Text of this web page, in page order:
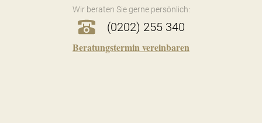
Wir beraten Sie gerne persönlich:
(0202) 255 340
Beratungstermin vereinbaren